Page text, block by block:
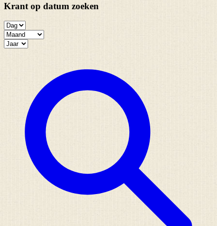
Krant op datum zoeken